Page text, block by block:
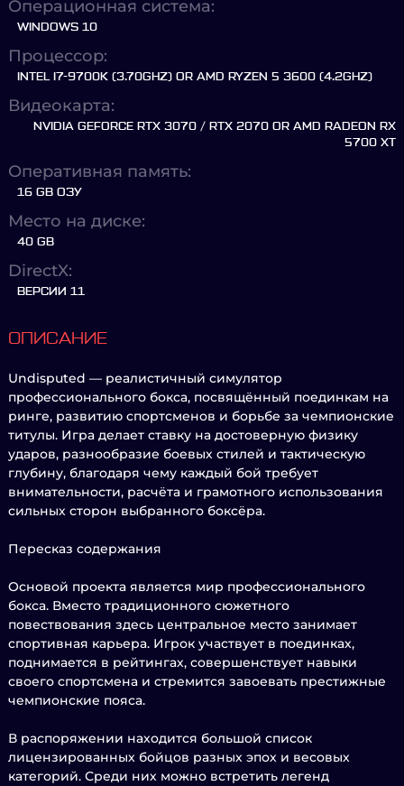
Операционная система:
WINDOWS 10
Процессор:
INTEL I7-9700K (3.70GHZ) OR AMD RYZEN 5 3600 (4.2GHZ)
Видеокарта:
NVIDIA GEFORCE RTX 3070 / RTX 2070 OR AMD RADEON RX
5700 XT
Оперативная память:
16 GB ОЗУ
Место на диске:
40 GB
DirectX:
ВЕРСИИ 11
ОПИСАНИЕ
Undisputed — реалистичный симулятор
профессионального бокса, посвящённый поединкам на
ринге, развитию спортсменов и борьбе за чемпионские
титулы. Игра делает ставку на достоверную физику
ударов, разнообразие боевых стилей и тактическую
глубину, благодаря чему каждый бой требует
внимательности, расчёта и грамотного использования
сильных сторон выбранного боксёра.
Пересказ содержания
Основой проекта является мир профессионального
бокса. Вместо традиционного сюжетного
повествования здесь центральное место занимает
спортивная карьера. Игрок участвует в поединках,
поднимается в рейтингах, совершенствует навыки
своего спортсмена и стремится завоевать престижные
чемпионские пояса.
В распоряжении находится большой список
лицензированных бойцов разных эпох и весовых
категорий. Среди них можно встретить легенд